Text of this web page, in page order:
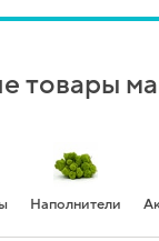
товары
Наполнители